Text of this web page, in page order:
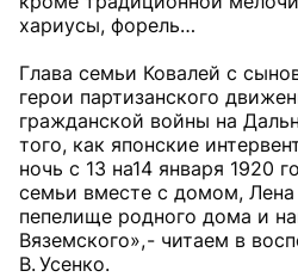
хариусы, форель…
Глава семьи Ковалей с
герои партизанского
гражданской войны на
того, как японские
ночь с 13 на14 января 1920
семьи вместе с домом,
пепелище родного дома и
Вяземского», - читаем в
В. Усенко.